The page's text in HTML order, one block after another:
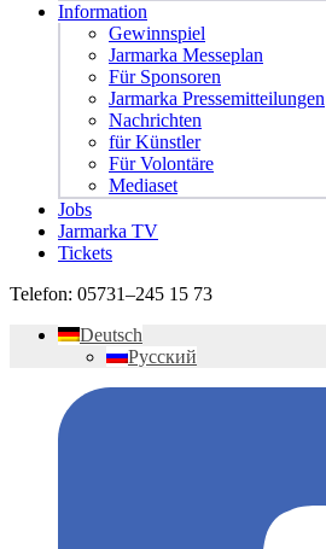
Information
Gewinnspiel
Jarmarka Messeplan
Für Sponsoren
Jarmarka Pressemitteilungen
Nachrichten
für Künstler
Für Volontäre
Mediaset
Jobs
Jarmarka TV
Tickets
Telefon: 05731–245 15 73
Deutsch
Русский